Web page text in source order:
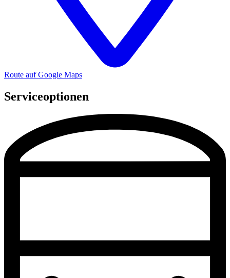
Route auf Google Maps
Serviceoptionen